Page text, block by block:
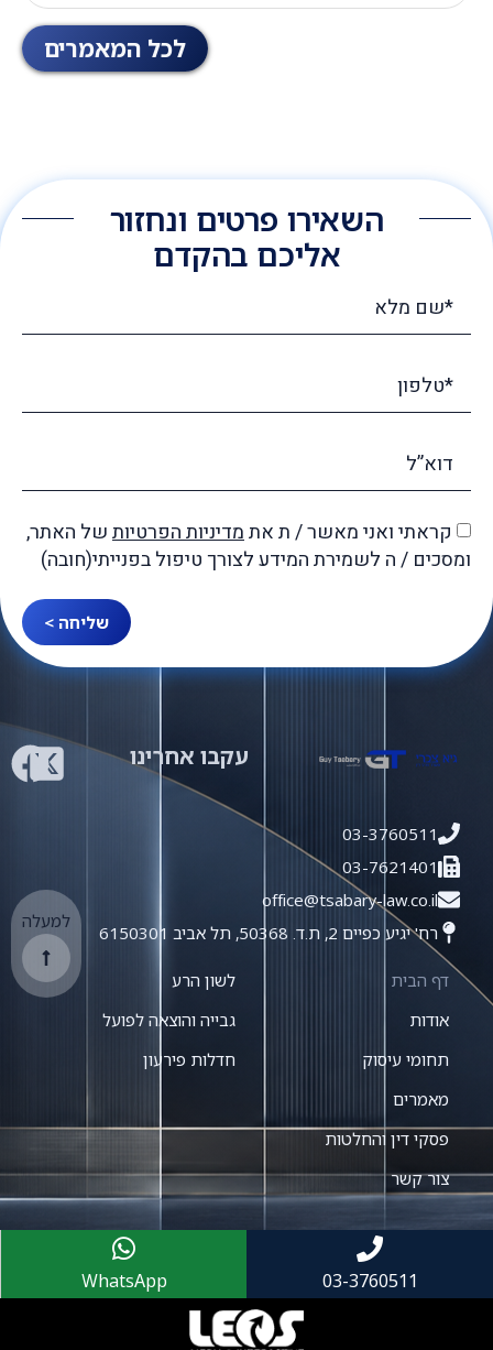
לכל המאמרים
השאירו פרטים ונחזור
אליכם בהקדם
קראתי ואני מאשר / ת אתמדיניות הפרטיותשל האתר,
ומסכים / ה לשמירת המידע לצורך טיפול בפנייתי(חובה)
שליחה >
עקבו אחרינו
03-3760511
03-7621401
office@tsabary-law.co.il
רח' יגיע כפיים 2, ת.ד. 50368, תל אביב 6150301
דף הבית
אודות
תחומי עיסוק
מאמרים
פסקי דין והחלטות
צור קשר
לשון הרע
גבייה והוצאה לפועל
חדלות פירעון
למעלה
03-3760511
WhatsApp